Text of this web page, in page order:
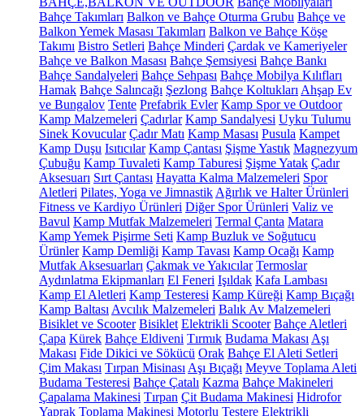
Bahçe Takımları Balkon ve Bahçe Oturma Grubu Bahçe ve
Balkon Yemek Masası Takımları Balkon ve Bahçe Köşe
Takımı Bistro Setleri Bahçe Minderi Çardak ve Kameriyeler
Bahçe ve Balkon Masası Bahçe Şemsiyesi Bahçe Bankı
Bahçe Sandalyeleri Bahçe Sehpası Bahçe Mobilya Kılıfları
Hamak Bahçe Salıncağı Şezlong Bahçe Koltukları Ahşap Ev
ve Bungalov Tente Prefabrik Evler Kamp Spor ve Outdoor
Kamp Malzemeleri Çadırlar Kamp Sandalyesi Uyku Tulumu
Sinek Kovucular Çadır Matı Kamp Masası Pusula Kampet
Kamp Duşu Isıtıcılar Kamp Çantası Şişme Yastık Magnezyum
Çubuğu Kamp Tuvaleti Kamp Taburesi Şişme Yatak Çadır
Aksesuarı Sırt Çantası Hayatta Kalma Malzemeleri Spor
Aletleri Pilates, Yoga ve Jimnastik Ağırlık ve Halter Ürünleri
Fitness ve Kardiyo Ürünleri Diğer Spor Ürünleri Valiz ve
Bavul Kamp Mutfak Malzemeleri Termal Çanta Matara
Kamp Yemek Pişirme Seti Kamp Buzluk ve Soğutucu
Ürünler Kamp Demliği Kamp Tavası Kamp Ocağı Kamp
Mutfak Aksesuarları Çakmak ve Yakıcılar Termoslar
Aydınlatma Ekipmanları El Feneri Işıldak Kafa Lambası
Kamp El Aletleri Kamp Testeresi Kamp Küreği Kamp Bıçağı
Kamp Baltası Avcılık Malzemeleri Balık Av Malzemeleri
Bisiklet ve Scooter Bisiklet Elektrikli Scooter Bahçe Aletleri
Çapa Kürek Bahçe Eldiveni Tırmık Budama Makası Aşı
Makası Fide Dikici ve Sökücü Orak Bahçe El Aleti Setleri
Çim Makası Tırpan Misinası Aşı Bıçağı Meyve Toplama Aleti
Budama Testeresi Bahçe Çatalı Kazma Bahçe Makineleri
Çapalama Makinesi Tırpan Çit Budama Makinesi Hidrofor
Yaprak Toplama Makinesi Motorlu Testere Elektrikli